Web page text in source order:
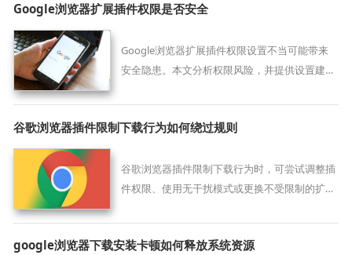
Google浏览器扩展插件权限是否安全
Google浏览器扩展插件权限设置不当可能带来
安全隐患。本文分析权限风险，并提供设置建
谷歌浏览器插件限制下载行为如何绕过规则
谷歌浏览器插件限制下载行为时，可尝试调整插
件权限、使用无干扰模式或更换不受限制的扩展
google浏览器下载安装卡顿如何释放系统资源